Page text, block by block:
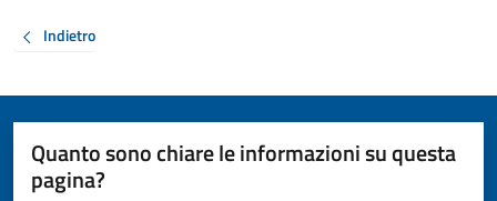
Indietro
Quanto sono chiare le informazioni su questa
pagina?